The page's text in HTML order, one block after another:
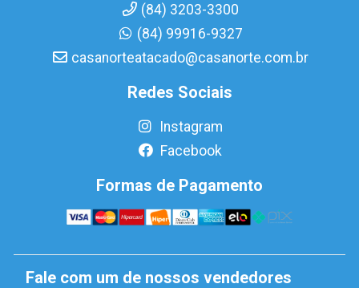
(84) 3203-3300
(84) 99916-9327
casanorteatacado@casanorte.com.br
Redes Sociais
Instagram
Facebook
Formas de Pagamento
Fale com um de nossos vendedores